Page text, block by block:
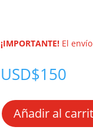
¡IMPORTANTE!El
USD$150
Añadir al